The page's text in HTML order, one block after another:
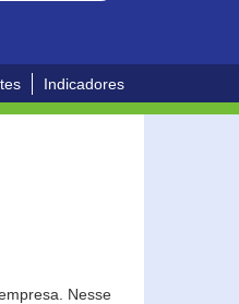
Indicadores
Nesse